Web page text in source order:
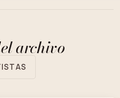
archivo